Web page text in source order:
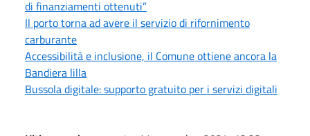
di finanziamenti ottenuti”
Il porto torna ad avere il servizio di rifornimento
carburante
Accessibilità e inclusione, il Comune ottiene ancora la
Bandiera lilla
Bussola digitale: supporto gratuito per i servizi digitali